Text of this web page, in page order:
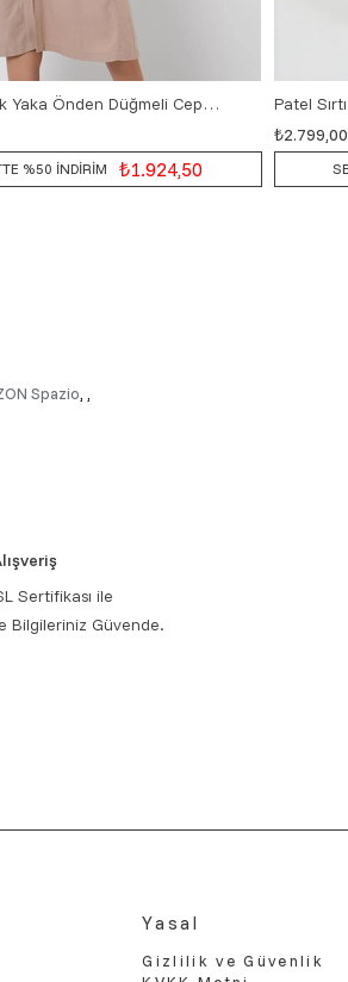
Paxon Gömlek Yaka Önden Düğmeli Cepli Elbise VİZON
%50 İNDİRİM ₺1.924,50
Patel
₺2.799,00
Spazio, ,
Sertifikası ile
Bilgileriniz Güvende.
Yasal
Gizlilik ve Güvenlik